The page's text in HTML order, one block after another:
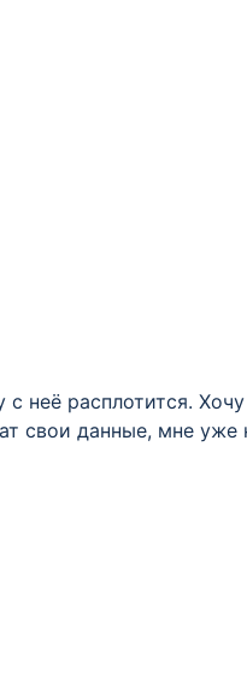
неё расплотится.
свои данные, мне